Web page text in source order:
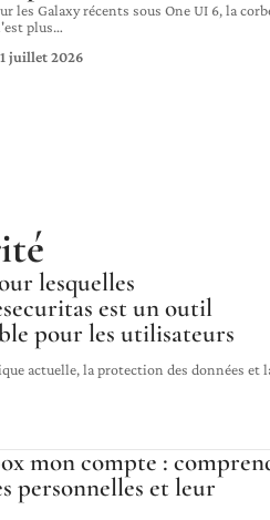
les Galaxy récents sous One UI 6, la
plus…
juillet 2026
lesquelles
est un outil
pour les utilisateurs
actuelle, la protection des données et
mon compte :
personnelles et leur